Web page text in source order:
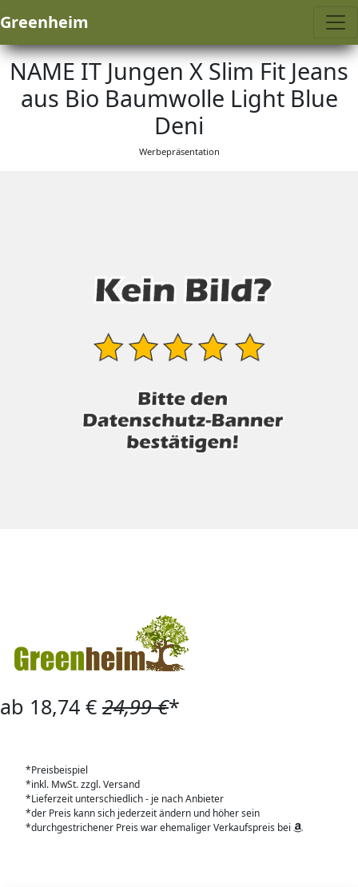
Greenheim
NAME IT Jungen X Slim Fit Jeans
aus Bio Baumwolle Light Blue
Deni
Werbepräsentation
ab 18,74 € 24,99 €*
*Preisbeispiel
*inkl. MwSt. zzgl. Versand
*Lieferzeit unterschiedlich - je nach Anbieter
*der Preis kann sich jederzeit ändern und höher sein
*durchgestrichener Preis war ehemaliger Verkaufspreis bei